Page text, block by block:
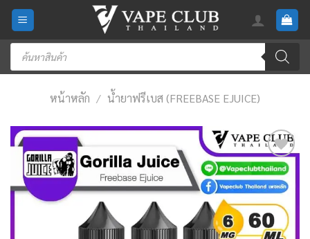
Skip
content
Products
search
หน้าหลัก / น้ำยาฟรีเบส (FREEBASE EJUICE)
Add
to
wishlist